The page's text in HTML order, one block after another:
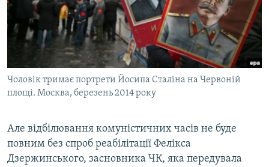
Чоловік тримає портрети Йосипа Сталіна на Червоній
площі. Москва, березень 2014 року
Але відбілювання комуністичних часів не буде
повним без спроб реабілітації Фелікса
Дзержинського, засновника ЧК, яка передувала